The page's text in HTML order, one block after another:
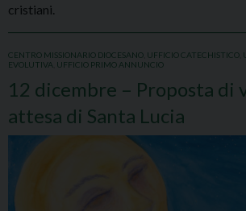
cristiani.
CENTRO MISSIONARIO DIOCESANO UFFICIO CATECHISTICO
EVOLUTIVA UFFICIO PRIMO ANNUNCIO
12 dicembre – Proposta di
attesa di Santa Lucia